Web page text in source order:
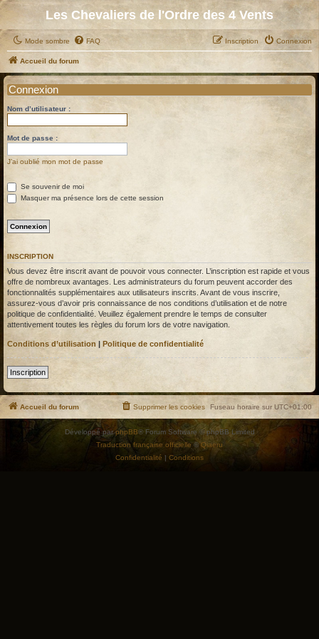
Les Chevaliers de l'Ordre des 4 Vents
Mode sombre FAQ Connexion
Inscription
Accueil du forum
Connexion
Nom d’utilisateur :
Mot de passe :
J’ai oublié mon mot de passe
Se souvenir de moi
Masquer ma présence lors de cette session
INSCRIPTION
Vous devez être inscrit avant de pouvoir vous connecter. L’inscription est rapide et vous
offre de nombreux avantages. Les administrateurs du forum peuvent accorder des
fonctionnalités supplémentaires aux utilisateurs inscrits. Avant de vous inscrire,
assurez-vous d’avoir pris connaissance de nos conditions d’utilisation et de notre
politique de confidentialité. Veuillez également prendre le temps de consulter
attentivement toutes les règles du forum lors de votre navigation.
Conditions d’utilisation | Politique de confidentialité
Inscription
Accueil du forum Fuseau horaire surUTC+01:00
Supprimer les cookies
Développé parphpBB® Forum Software © phpBB Limited
Traduction française officielle ©Qiaeru
Confidentialité | Conditions